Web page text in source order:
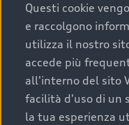
chilometraggio: un
uno stato migliore
durata nel tempo;
cronologia dei
completa della
costante e
Questi cookie
e raccolgono
utilizza il nostro
accede più
all'interno del sito
facilità d'uso di un
la tua esperienza